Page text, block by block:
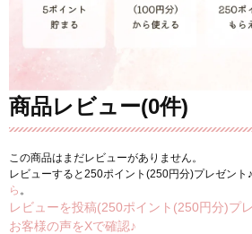
商品レビュー(0件)
この商品はまだレビューがありません。
レビューすると250ポイント(250円分)プレゼント
ら 。
レビューを投稿(250ポイント(250円分)プ
お客様の声をXで確認♪